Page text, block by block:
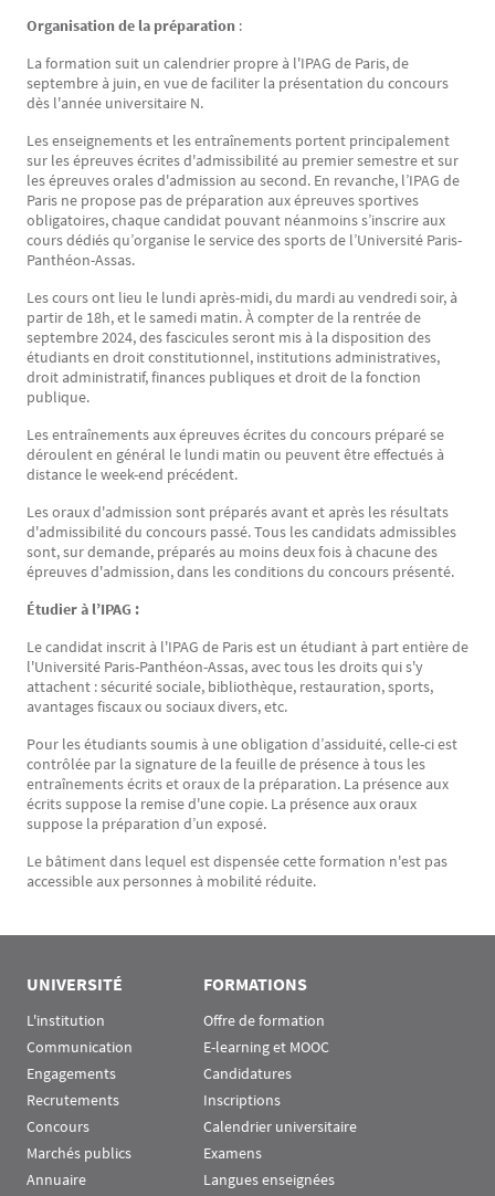
Organisation de la préparation :
La formation suit un calendrier propre à l'IPAG de Paris, de
septembre à juin, en vue de faciliter la présentation du concours
dès l'année universitaire N.
Les enseignements et les entraînements portent principalement
sur les épreuves écrites d'admissibilité au premier semestre et sur
les épreuves orales d'admission au second. En revanche, l’IPAG de
Paris ne propose pas de préparation aux épreuves sportives
obligatoires, chaque candidat pouvant néanmoins s’inscrire aux
cours dédiés qu’organise le service des sports de l’Université Paris-
Panthéon-Assas.
Les cours ont lieu le lundi après-midi, du mardi au vendredi soir, à
partir de 18h, et le samedi matin. À compter de la rentrée de
septembre 2024, des fascicules seront mis à la disposition des
étudiants en droit constitutionnel, institutions administratives,
droit administratif, finances publiques et droit de la fonction
publique.
Les entraînements aux épreuves écrites du concours préparé se
déroulent en général le lundi matin ou peuvent être effectués à
distance le week-end précédent.
Les oraux d'admission sont préparés avant et après les résultats
d'admissibilité du concours passé. Tous les candidats admissibles
sont, sur demande, préparés au moins deux fois à chacune des
épreuves d'admission, dans les conditions du concours présenté.
Étudier à l’IPAG :
Le candidat inscrit à l'IPAG de Paris est un étudiant à part entière de
l'Université Paris-Panthéon-Assas, avec tous les droits qui s'y
attachent : sécurité sociale, bibliothèque, restauration, sports,
avantages fiscaux ou sociaux divers, etc.
Pour les étudiants soumis à une obligation d’assiduité, celle-ci est
contrôlée par la signature de la feuille de présence à tous les
entraînements écrits et oraux de la préparation. La présence aux
écrits suppose la remise d'une copie. La présence aux oraux
suppose la préparation d’un exposé.
Le bâtiment dans lequel est dispensée cette formation n'est pas
accessible aux personnes à mobilité réduite.
UNIVERSITÉ
L'institution
Communication
Engagements
Recrutements
Concours
Marchés publics
Annuaire
FORMATIONS
Offre de formation
E-learning et MOOC
Candidatures
Inscriptions
Calendrier universitaire
Examens
Langues enseignées